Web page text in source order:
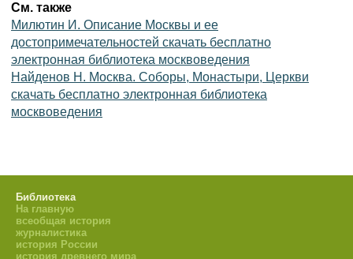
См. также
Милютин И. Описание Москвы и ее
достопримечательностей скачать бесплатно
электронная библиотека москвоведения
Найденов Н. Москва. Соборы, Монастыри, Церкви
скачать бесплатно электронная библиотека
москвоведения
Библиотека
На главную
всеобщая история
журналистика
история России
история древнего мира